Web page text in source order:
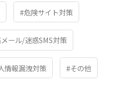
#危険サイト対策
ール/迷惑SMS対策
情報漏洩対策 #その他